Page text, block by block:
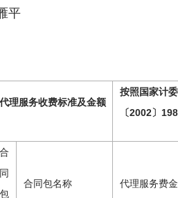
平
代理服务收费标准及金额
按照国家计
〔2002〕
合
同
包
合同包名称 代理服务费金